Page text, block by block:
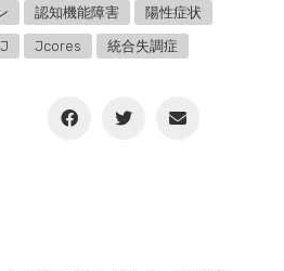
認知機能障害 陽性症状
Jcores 統合失調症